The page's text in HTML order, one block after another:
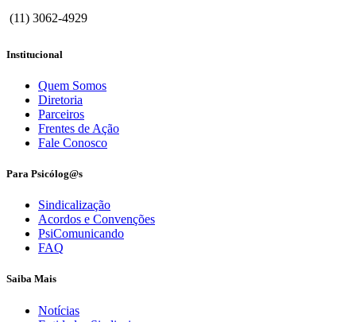
(11) 3062-4929
Institucional
Quem Somos
Diretoria
Parceiros
Frentes de Ação
Fale Conosco
Para Psicólog@s
Sindicalização
Acordos e Convenções
PsiComunicando
FAQ
Saiba Mais
Notícias